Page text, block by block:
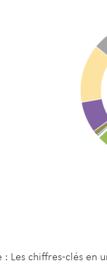
: Les chiffres-clés en